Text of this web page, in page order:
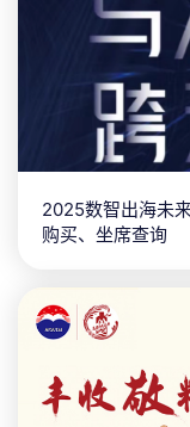
2025数智出海未
购买、坐席查询